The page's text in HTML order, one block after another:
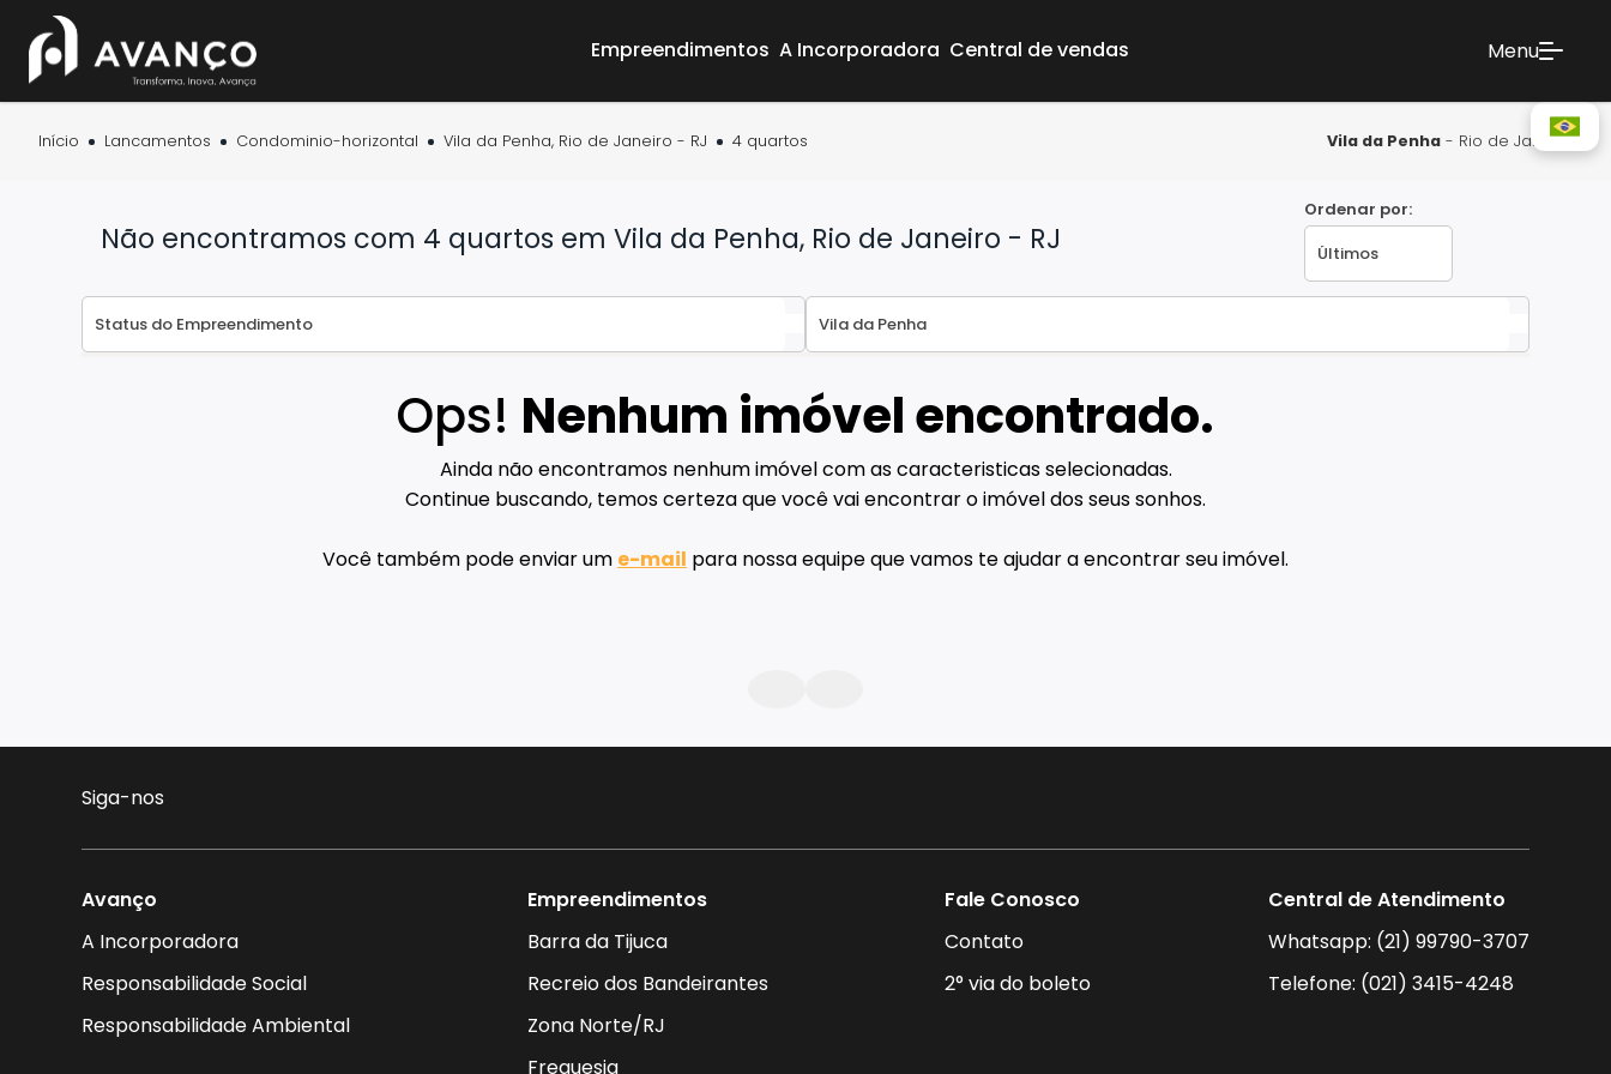
Empreendimentos A Incorporadora Central de vendas Menu
Área do Cliente
A Incorporadora
Contato
Início Lancamentos Condominio-horizontal Vila da Penha, Rio de Janeiro - RJ 4 quartos Vila da Penha - Rio de Janeiro
Não encontramos com 4 quartos em Vila da Penha, Rio de Janeiro - RJ
Ordenar por:
Ops! Nenhum imóvel encontrado.
Ainda não encontramos nenhum imóvel com as caracteristicas selecionadas.
Continue buscando, temos certeza que você vai encontrar o imóvel dos seus sonhos.
Você também pode enviar um e-mail para nossa equipe que vamos te ajudar a encontrar seu imóvel.
Siga-nos
Avanço
A Incorporadora
Responsabilidade Social
Responsabilidade Ambiental
Empreendimentos
Barra da Tijuca
Recreio dos Bandeirantes
Zona Norte/RJ
Freguesia
Fale Conosco
Contato
2° via do boleto
Central de Atendimento
Whatsapp: (21) 99790-3707
Telefone: (021) 3415-4248